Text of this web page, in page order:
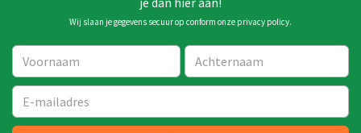
Wij slaan je gegevens secuur op conform onze privacy policy.